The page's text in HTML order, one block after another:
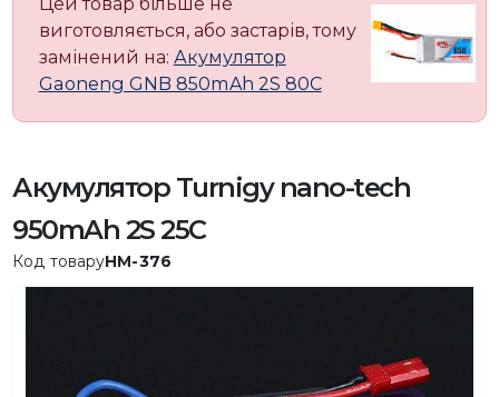
виготовляється, або застарів, тому
замінений на: Акумулятор
Gaoneng GNB 850mAh 2S 80C
Акумулятор Turnigy nano-tech
950mAh 2S 25C
Код товаруHM-376